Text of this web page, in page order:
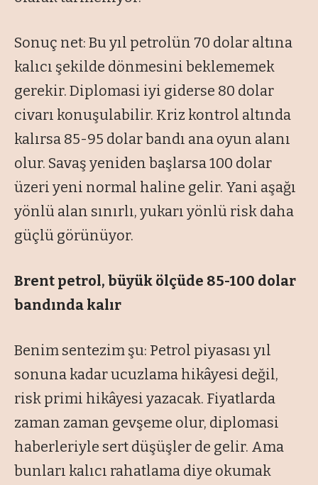
Sonuç net: Bu yıl petrolün 70 dolar altına
kalıcı şekilde dönmesini beklememek
gerekir. Diplomasi iyi giderse 80 dolar
civarı konuşulabilir. Kriz kontrol altında
kalırsa 85-95 dolar bandı ana oyun alanı
olur. Savaş yeniden başlarsa 100 dolar
üzeri yeni normal haline gelir. Yani aşağı
yönlü alan sınırlı, yukarı yönlü risk daha
güçlü görünüyor.
Brent petrol, büyük ölçüde 85-100 dolar
bandında kalır
Benim sentezim şu: Petrol piyasası yıl
sonuna kadar ucuzlama hikâyesi değil,
risk primi hikâyesi yazacak. Fiyatlarda
zaman zaman gevşeme olur, diplomasi
haberleriyle sert düşüşler de gelir. Ama
bunları kalıcı rahatlama diye okumak